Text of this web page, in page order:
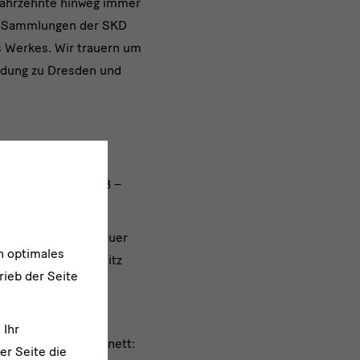
der SKD
Wir trauern um
zu Dresden und
(20.06.2008 –
der Berliner Mauer
von Georg Baselitz
im Dresdner
Kupferstich-Kabinett:
optimales
der Seite
Ihr
Seite die